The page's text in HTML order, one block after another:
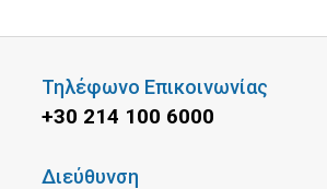
Τηλέφωνο Επικοινωνίας
+30 214 100 6000
Διεύθυνση